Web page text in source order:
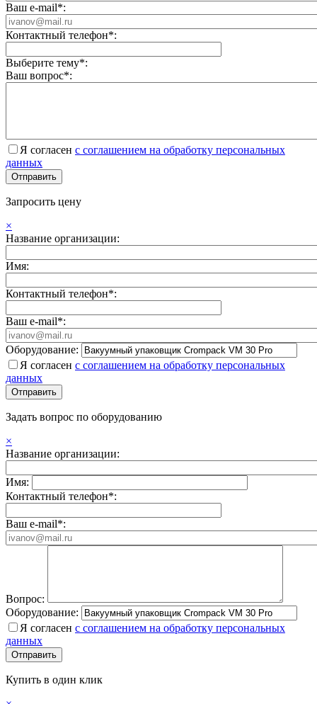
Ваш e-mail*:
Контактный телефон*:
Выберите тему*:
Ваш вопрос*:
Я согласен с соглашением на обработку персональных
данных
Запросить цену
×
Название организации:
Имя:
Контактный телефон*:
Ваш e-mail*:
Оборудование:
Я согласен с соглашением на обработку персональных
данных
Задать вопрос по оборудованию
×
Название организации:
Имя:
Контактный телефон*:
Ваш e-mail*:
Вопрос:
Оборудование:
Я согласен с соглашением на обработку персональных
данных
Купить в один клик